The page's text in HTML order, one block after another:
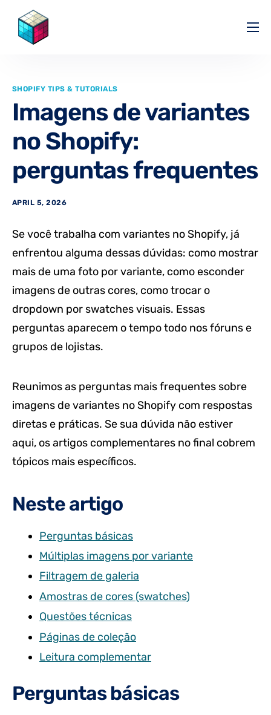
Pricing
Affiliate
Blog
SHOPIFY TIPS & TUTORIALS
Imagens de variantes
no Shopify:
perguntas frequentes
APRIL 5, 2026
Se você trabalha com variantes no Shopify, já
enfrentou alguma dessas dúvidas: como mostrar
mais de uma foto por variante, como esconder
imagens de outras cores, como trocar o
dropdown por swatches visuais. Essas
perguntas aparecem o tempo todo nos fóruns e
grupos de lojistas.
Reunimos as perguntas mais frequentes sobre
imagens de variantes no Shopify com respostas
diretas e práticas. Se sua dúvida não estiver
aqui, os artigos complementares no final cobrem
tópicos mais específicos.
Neste artigo
Perguntas básicas
Múltiplas imagens por variante
Filtragem de galeria
Amostras de cores (swatches)
Questões técnicas
Páginas de coleção
Leitura complementar
Perguntas básicas